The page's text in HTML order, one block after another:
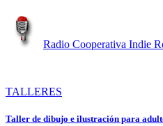
Radio Cooperativa Indie
TALLERES
Taller de dibujo e ilustración para